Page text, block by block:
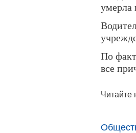
умерла
По
все
Читайте